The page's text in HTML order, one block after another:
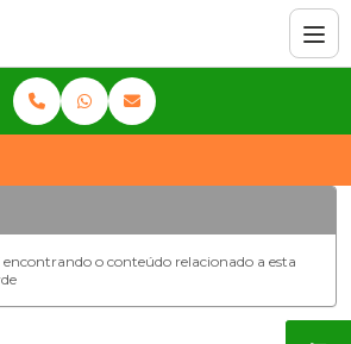
o conteúdo relacionado a esta